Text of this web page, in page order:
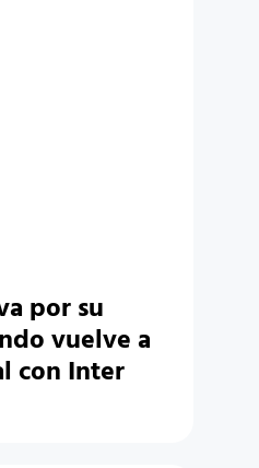
por su
vuelve a
con Inter